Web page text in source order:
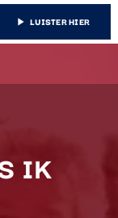
play_arrow LUISTER HIER
IK